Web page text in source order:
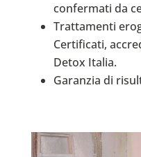
confermati da
Trattamenti
Certificati,
Detox Italia.
Garanzia di